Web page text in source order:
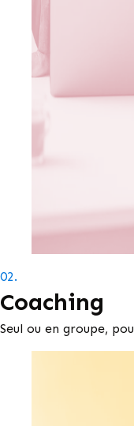
02.
Coaching
Seul ou en groupe,